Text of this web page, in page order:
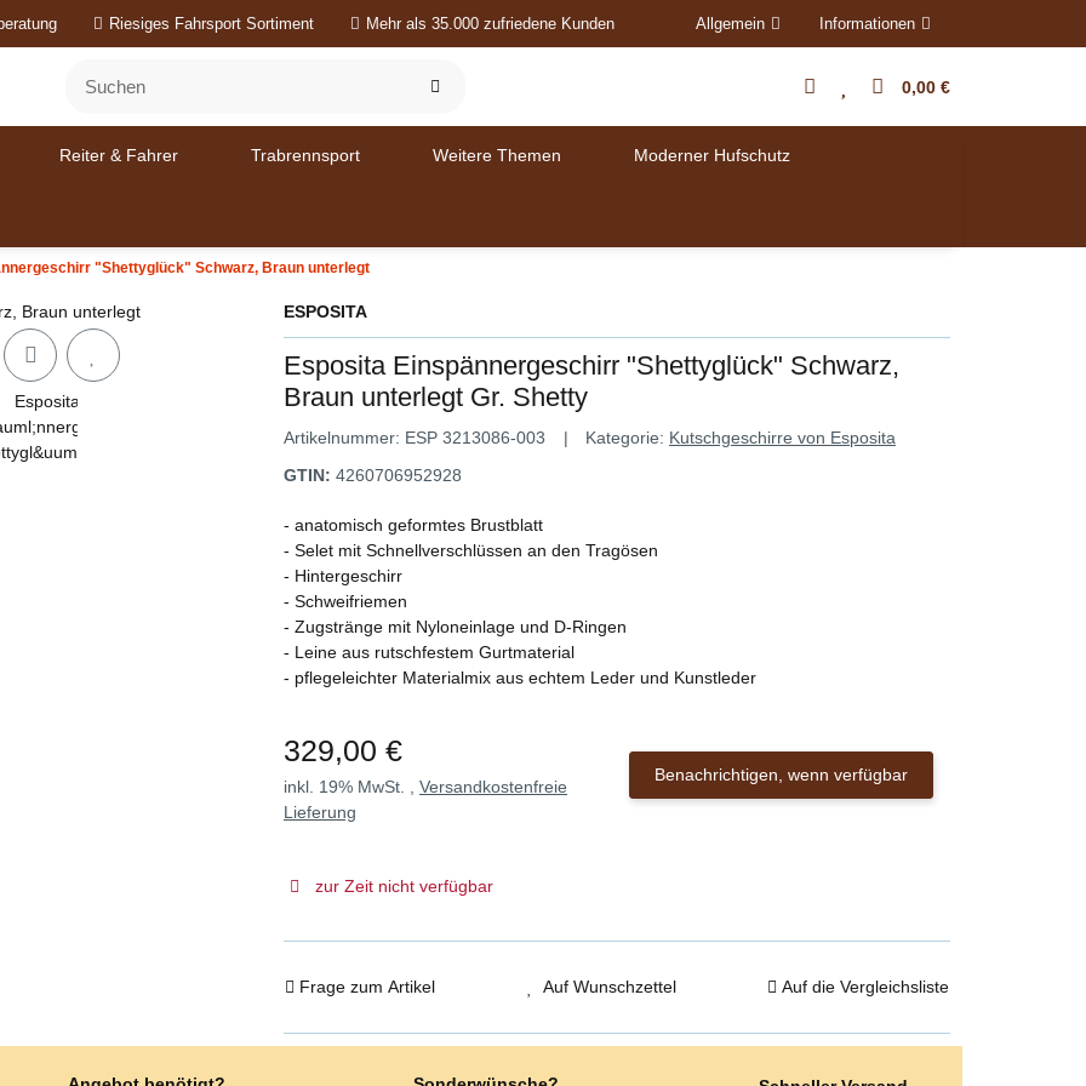
Riesiges Fahrsport Sortiment Mehr als 35.000 zufriedene Kunden Allgemein Informationen
0,00 €
Reiter & Fahrer Trabrennsport Weitere Themen Moderner Hufschutz
"Shettyglück" Schwarz, Braun unterlegt
ESPOSITA
Esposita Einspännergeschirr "Shettyglück" Schwarz,
Braun unterlegt Gr. Shetty
Artikelnummer: ESP 3213086-003 Kategorie: Kutschgeschirre von Esposita
GTIN: 4260706952928
- anatomisch geformtes Brustblatt
- Selet mit Schnellverschlüssen an den Tragösen
- Hintergeschirr
- Schweifriemen
- Zugstränge mit Nyloneinlage und D-Ringen
- Leine aus rutschfestem Gurtmaterial
- pflegeleichter Materialmix aus echtem Leder und Kunstleder
329,00 €
inkl. 19% MwSt. , Versandkostenfreie
Lieferung
zur Zeit nicht verfügbar
Benachrichtigen, wenn verfügbar
Frage zum Artikel Auf Wunschzettel Auf die Vergleichsliste